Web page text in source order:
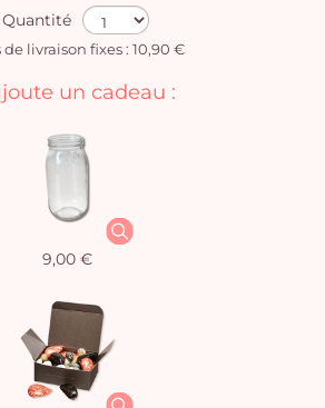
Quantité
de livraison fixes : 10,90 €
un cadeau :
9,00 €